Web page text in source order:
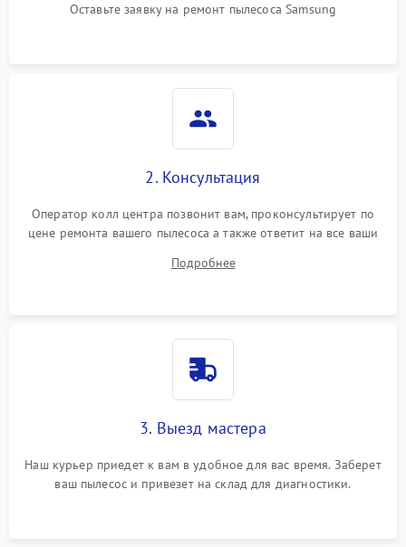
Оставьте заявку на ремонт пылесоса Samsung
2. Консультация
Оператор колл центра позвонит вам, проконсультирует по
цене ремонта вашего пылесоса а также ответит на все ваши
Подробнее
3. Выезд мастера
Наш курьер приедет к вам в удобное для вас время. Заберет
ваш пылесос и привезет на склад для диагностики.